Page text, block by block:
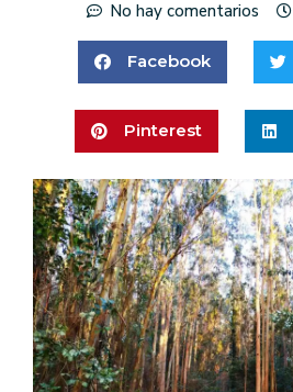
No hay comentarios
Facebook
Pinterest